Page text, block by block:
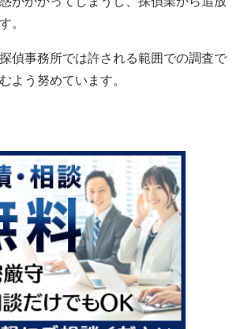
。
偵事務所では許される範囲での調査で
よう努めています。